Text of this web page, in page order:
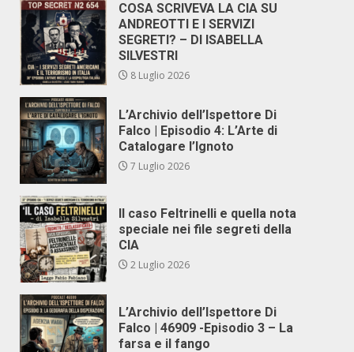
COSA SCRIVEVA LA CIA SU
ANDREOTTI E I SERVIZI
SEGRETI? – DI ISABELLA
SILVESTRI
8 Luglio 2026
L’Archivio dell’Ispettore Di
Falco | Episodio 4: L’Arte di
Catalogare l’Ignoto
7 Luglio 2026
Il caso Feltrinelli e quella nota
speciale nei file segreti della
CIA
2 Luglio 2026
L’Archivio dell’Ispettore Di
Falco | 46909 -Episodio 3 – La
farsa e il fango